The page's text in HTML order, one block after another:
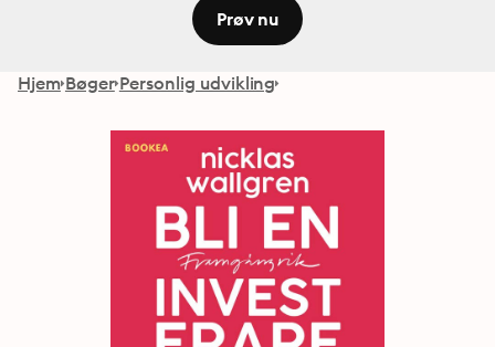
Prøv nu
Hjem Bøger Personlig udvikling